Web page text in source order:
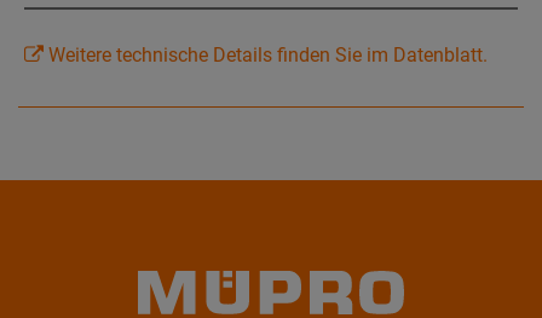
Weitere technische Details finden Sie im Datenblatt.